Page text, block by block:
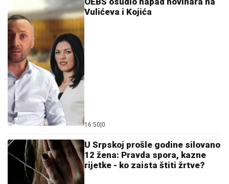
Vulićeva i Kojića
16:50 0
U Srpskoj prošle godine silovano
12 žena: Pravda spora, kazne
rijetke - ko zaista štiti žrtve?